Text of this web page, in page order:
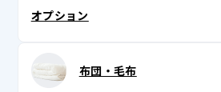
半衿
半襦袢
オプション
布団・毛布